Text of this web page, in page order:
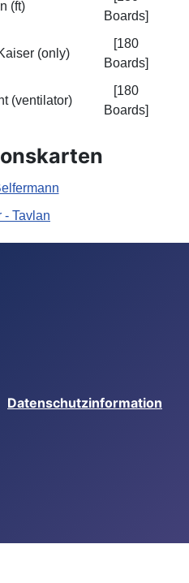
(ft)
Boards]
(only)
[180
Boards]
(ventilator)
[180
Boards]
- Tavlan
Datenschutzinformation